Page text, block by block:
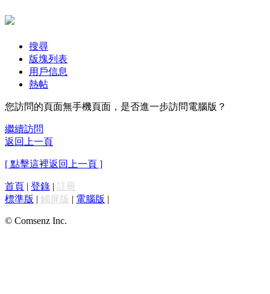
搜尋
版塊列表
用戶信息
熱帖
您訪問的頁面無手機頁面，是否進一步訪問電腦版？
繼續訪問
返回上一頁
[ 點擊這裡返回上一頁 ]
首頁 | 登錄 | 註冊
標準版 | 觸屏版 | 電腦版 |
© Comsenz Inc.